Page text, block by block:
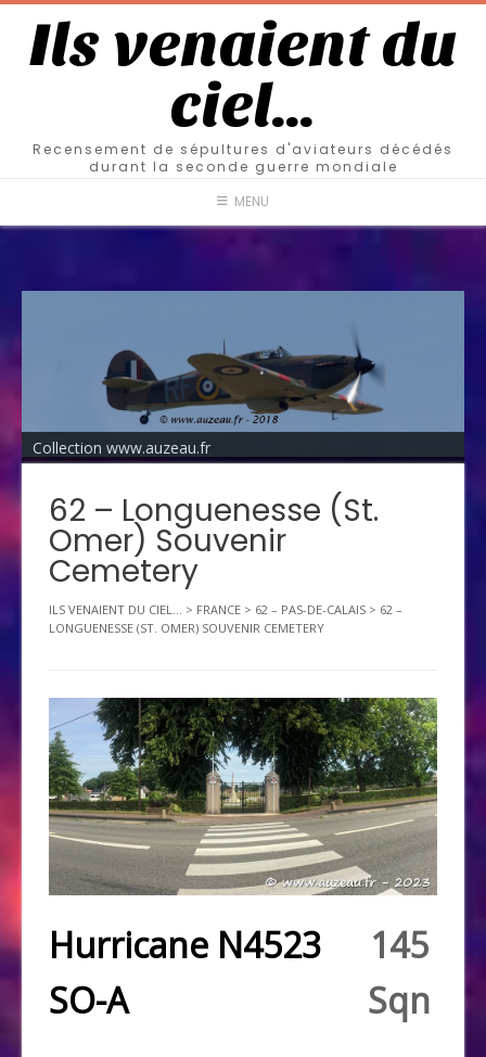
Ils venaient du
ciel…
Recensement de sépultures d'aviateurs décédés
durant la seconde guerre mondiale
MENU
Collection www.auzeau.fr
62 – Longuenesse (St.
Omer) Souvenir
Cemetery
ILS VENAIENT DU CIEL... > FRANCE > 62 – PAS-DE-CALAIS > 62 –
LONGUENESSE (ST. OMER) SOUVENIR CEMETERY
Hurricane N4523
SO-A
145
Sqn